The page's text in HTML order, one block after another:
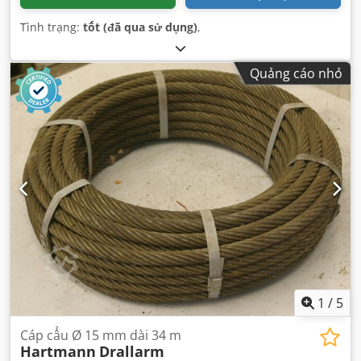
Tình trạng: tốt (đã qua sử dụng),
Quảng cáo nhỏ
1 / 5
Cáp cẩu Ø 15 mm dài 34 m
Hartmann Drallarm